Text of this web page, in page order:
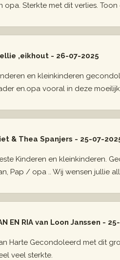
opa. Sterkte met dit verlies. Toon
,eikhout - 26-07-2025
en kleinkinderen
en.opa vooral in deze
& Thea Spanjers - 25-07-
Kinderen en kleinkinderen.
Pap / opa .. Wij wensen jullie
EN RIA van Loon Janssen -
Harte Gecondoleerd met dit
veel sterkte.